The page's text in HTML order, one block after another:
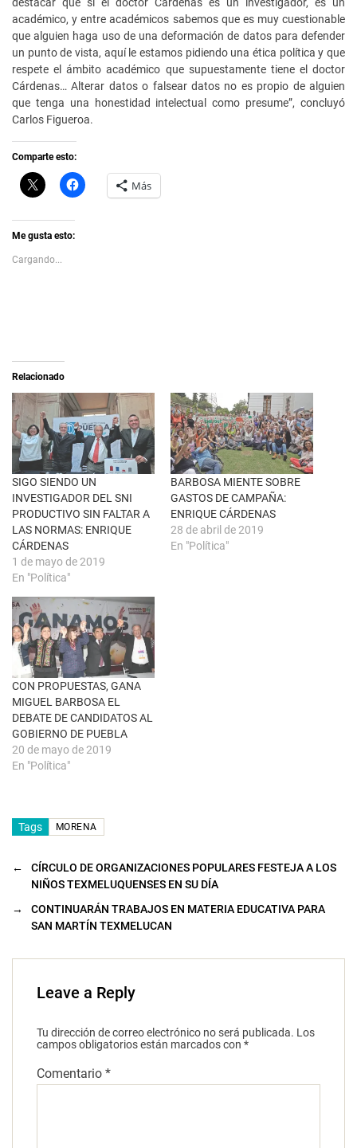
académico, y entre académicos sabemos que es muy cuestionable
que alguien haga uso de una deformación de datos para defender
un punto de vista, aquí le estamos pidiendo una ética política y que
respete el ámbito académico que supuestamente tiene el doctor
Cárdenas… Alterar datos o falsear datos no es propio de alguien
que tenga una honestidad intelectual como presume”, concluyó
Carlos Figueroa.
Comparte esto:
C
l
k
t
s
h
e
b
r
e
e
n
u
n
a
v
e
n
t
a
n
a
n
u
v
a
)
H
a
e
F
a
c
e
b
o
o
k
(
S
e
a
b
e
e
n
a
v
e
n
t
a
n
a
n
u
e
v
a
)
Más
Me gusta esto:
Cargando...
Relacionado
SIGO SIENDO UN
INVESTIGADOR DEL SNI
PRODUCTIVO SIN FALTAR A
LAS NORMAS: ENRIQUE
CÁRDENAS
1 de mayo de 2019
En "Política"
BARBOSA MIENTE SOBRE
GASTOS DE CAMPAÑA:
ENRIQUE CÁRDENAS
28 de abril de 2019
En "Política"
CON PROPUESTAS, GANA
MIGUEL BARBOSA EL
DEBATE DE CANDIDATOS AL
GOBIERNO DE PUEBLA
20 de mayo de 2019
En "Política"
Tags MORENA
←
CÍRCULO DE ORGANIZACIONES POPULARES FESTEJA A LOS
NIÑOS TEXMELUQUENSES EN SU DÍA
→
CONTINUARÁN TRABAJOS EN MATERIA EDUCATIVA PARA
SAN MARTÍN TEXMELUCAN
Leave a Reply
Tu dirección de correo electrónico no será publicada. Los
campos obligatorios están marcados con *
Comentario *